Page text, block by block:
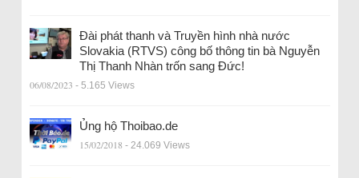
Đài phát thanh và Truyền hình nhà nước
Slovakia (RTVS) công bố thông tin bà Nguyễn
Thị Thanh Nhàn trốn sang Đức!
06/08/2023 - 5.165 Views
Ủng hộ Thoibao.de
15/02/2018 - 24.069 Views